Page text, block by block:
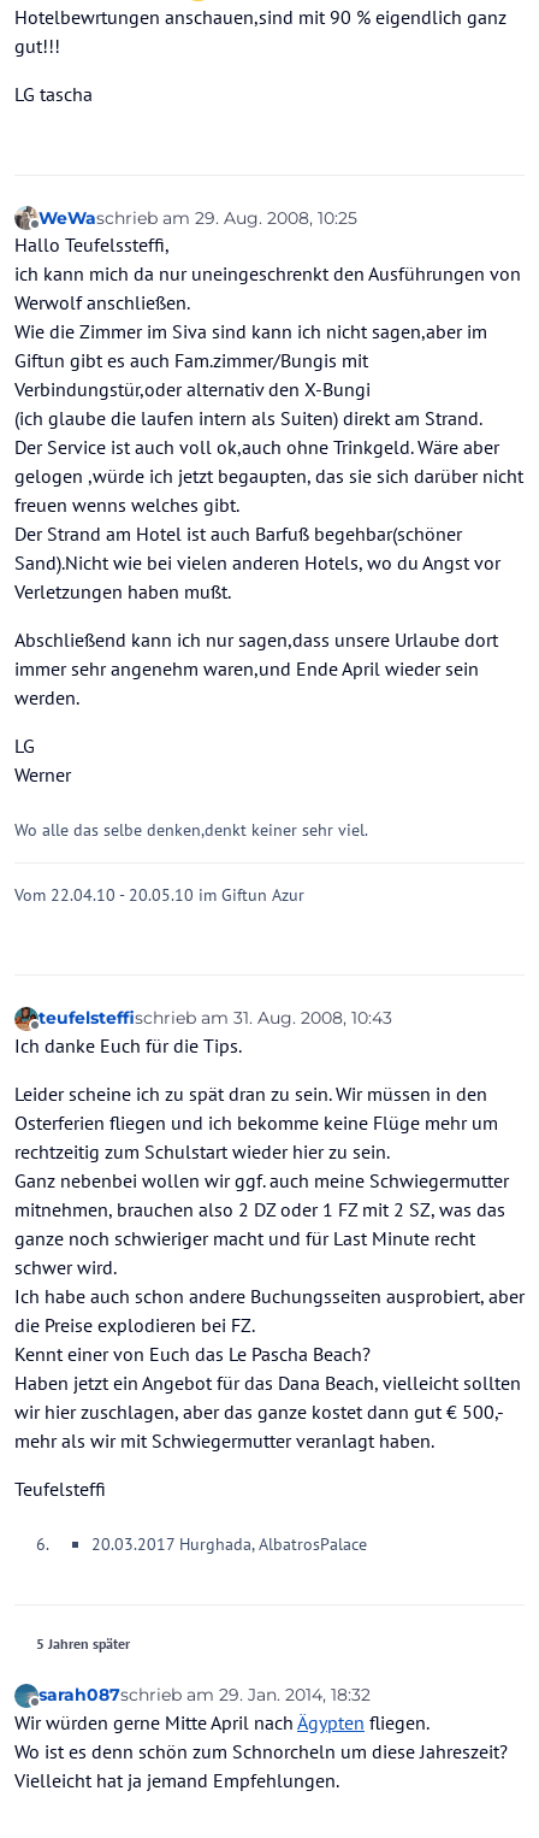
Hotelbewrtungen anschauen,sind mit 90 % eigendlich ganz
gut!!!
LG tascha
Offline
WeWaschrieb am 29. Aug. 2008, 10:25
zuletzt editiert von
Hallo Teufelssteffi,
ich kann mich da nur uneingeschrenkt den Ausführungen von
Werwolf anschließen.
Wie die Zimmer im Siva sind kann ich nicht sagen,aber im
Giftun gibt es auch Fam.zimmer/Bungis mit
Verbindungstür,oder alternativ den X-Bungi
(ich glaube die laufen intern als Suiten) direkt am Strand.
Der Service ist auch voll ok,auch ohne Trinkgeld. Wäre aber
gelogen ,würde ich jetzt begaupten, das sie sich darüber nicht
freuen wenns welches gibt.
Der Strand am Hotel ist auch Barfuß begehbar(schöner
Sand).Nicht wie bei vielen anderen Hotels, wo du Angst vor
Verletzungen haben mußt.
Abschließend kann ich nur sagen,dass unsere Urlaube dort
immer sehr angenehm waren,und Ende April wieder sein
werden.
LG
Werner
Wo alle das selbe denken,denkt keiner sehr viel.
Vom 22.04.10 - 20.05.10 im Giftun Azur
Offline
teufelsteffischrieb am 31. Aug. 2008, 10:43
zuletzt editiert von
Ich danke Euch für die Tips.
Leider scheine ich zu spät dran zu sein. Wir müssen in den
Osterferien fliegen und ich bekomme keine Flüge mehr um
rechtzeitig zum Schulstart wieder hier zu sein.
Ganz nebenbei wollen wir ggf. auch meine Schwiegermutter
mitnehmen, brauchen also 2 DZ oder 1 FZ mit 2 SZ, was das
ganze noch schwieriger macht und für Last Minute recht
schwer wird.
Ich habe auch schon andere Buchungsseiten ausprobiert, aber
die Preise explodieren bei FZ.
Kennt einer von Euch das Le Pascha Beach?
Haben jetzt ein Angebot für das Dana Beach, vielleicht sollten
wir hier zuschlagen, aber das ganze kostet dann gut € 500,-
mehr als wir mit Schwiegermutter veranlagt haben.
Teufelsteffi
20.03.2017 Hurghada, AlbatrosPalace
5 Jahren später
Offline
sarah087schrieb am 29. Jan. 2014, 18:32
zuletzt editiert von
Wir würden gerne Mitte April nach Ägypten fliegen.
Wo ist es denn schön zum Schnorcheln um diese Jahreszeit?
Vielleicht hat ja jemand Empfehlungen.